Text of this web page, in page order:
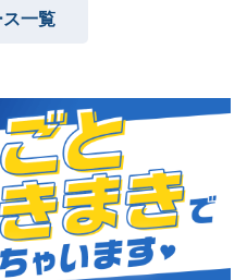
一覧